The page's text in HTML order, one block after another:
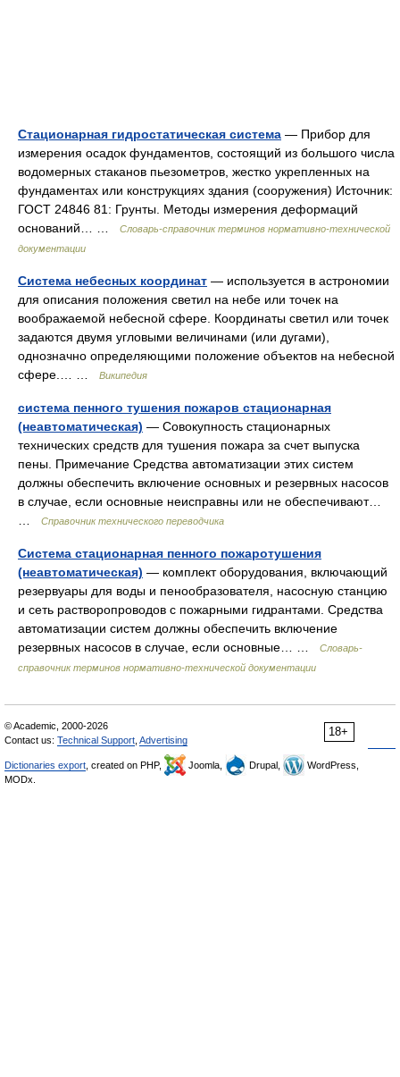
Стационарная гидростатическая система — Прибор для
измерения осадок фундаментов, состоящий из большого числа
водомерных стаканов пьезометров, жестко укрепленных на
фундаментах или конструкциях здания (сооружения) Источник:
ГОСТ 24846 81: Грунты. Методы измерения деформаций
оснований… …
Словарь-справочник терминов нормативно-технической
документации
Система небесных координат — используется в астрономии
для описания положения светил на небе или точек на
воображаемой небесной сфере. Координаты светил или точек
задаются двумя угловыми величинами (или дугами),
однозначно определяющими положение объектов на небесной
сфере.… …
Википедия
система пенного тушения пожаров стационарная
(неавтоматическая) — Совокупность стационарных
технических средств для тушения пожара за счет выпуска
пены. Примечание Средства автоматизации этих систем
должны обеспечить включение основных и резервных насосов
в случае, если основные неисправны или не обеспечивают…
Справочник технического переводчика
Система стационарная пенного пожаротушения
(неавтоматическая) — комплект оборудования, включающий
резервуары для воды и пенообразователя, насосную станцию
и сеть растворопроводов с пожарными гидрантами. Средства
автоматизации систем должны обеспечить включение
резервных насосов в случае, если основные… …
Словарь-
справочник терминов нормативно-технической документации
18+
© Academic, 2000-2026
Contact us: Technical Support Advertising
Dictionaries export , created on PHP, Joomla, Drupal,
WordPress,
MODx.